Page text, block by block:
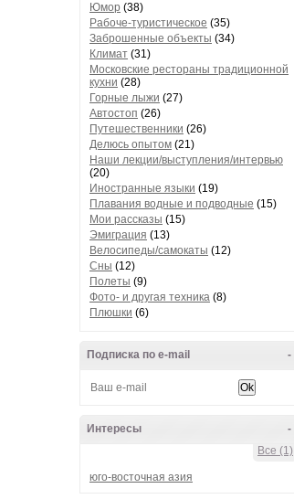
Юмор (38)
Рабоче-туристическое (35)
Заброшенные объекты (34)
Климат (31)
Московские рестораны традиционной
кухни (28)
Горные лыжи (27)
Автостоп (26)
Путешественники (26)
Делюсь опытом (21)
Наши лекции/выступления/интервью
(20)
Иностранные языки (19)
Плавания водные и подводные (15)
Мои рассказы (15)
Эмиграция (13)
Велосипеды/самокаты (12)
Сны (12)
Полеты (9)
Фото- и другая техника (8)
Плюшки (6)
-
Подписка по e-mail
-
Интересы
Все (1)
юго-восточная азия